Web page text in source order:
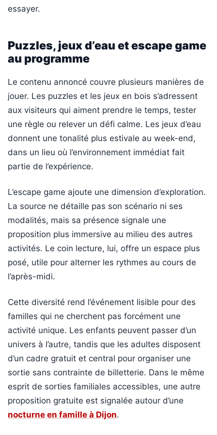
essayer.
Puzzles, jeux d’eau et escape game
au programme
Le contenu annoncé couvre plusieurs manières de
jouer. Les puzzles et les jeux en bois s’adressent
aux visiteurs qui aiment prendre le temps, tester
une règle ou relever un défi calme. Les jeux d’eau
donnent une tonalité plus estivale au week-end,
dans un lieu où l’environnement immédiat fait
partie de l’expérience.
L’escape game ajoute une dimension d’exploration.
La source ne détaille pas son scénario ni ses
modalités, mais sa présence signale une
proposition plus immersive au milieu des autres
activités. Le coin lecture, lui, offre un espace plus
posé, utile pour alterner les rythmes au cours de
l’après-midi.
Cette diversité rend l’événement lisible pour des
familles qui ne cherchent pas forcément une
activité unique. Les enfants peuvent passer d’un
univers à l’autre, tandis que les adultes disposent
d’un cadre gratuit et central pour organiser une
sortie sans contrainte de billetterie. Dans le même
esprit de sorties familiales accessibles, une autre
proposition gratuite est signalée autour d’une
nocturne en famille à Dijon.